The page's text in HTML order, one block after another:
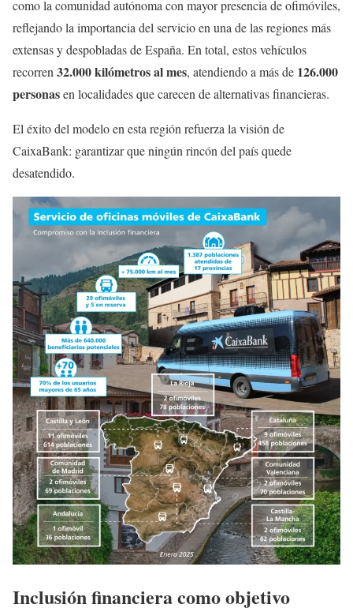
como la comunidad autónoma con mayor presencia de ofimóviles,
reflejando la importancia del servicio en una de las regiones más
extensas y despobladas de España. En total, estos vehículos
recorren32.000 kilómetros al mes, atendiendo a más de 126.000
personasen localidades que carecen de alternativas financieras.
El éxito del modelo en esta región refuerza la visión de
CaixaBank: garantizar que ningún rincón del país quede
desatendido.
Inclusión financiera como objetivo